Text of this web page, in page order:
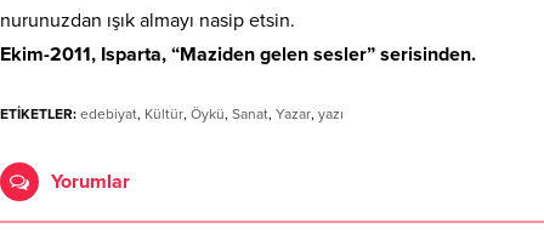
nurunuzdan ışık almayı nasip etsin.
Ekim-2011, Isparta, “Maziden gelen sesler” serisinden.
ETİKETLER: edebiyat, Kültür, Öykü, Sanat, Yazar, yazı
Yorumlar